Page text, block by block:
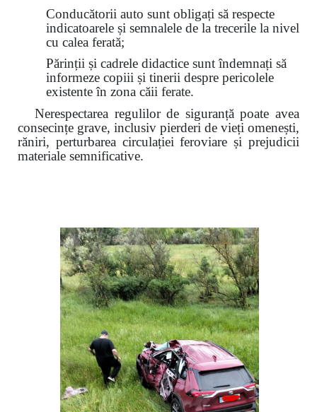
Conducătorii auto sunt obligați să respecte
indicatoarele și semnalele de la trecerile la nivel
cu calea ferată;
Părinții și cadrele didactice sunt îndemnați să
informeze copiii și tinerii despre pericolele
existente în zona căii ferate.
Nerespectarea regulilor de siguranță poate avea
consecințe grave, inclusiv pierderi de vieți omenești,
răniri, perturbarea circulației feroviare și prejudicii
materiale semnificative.